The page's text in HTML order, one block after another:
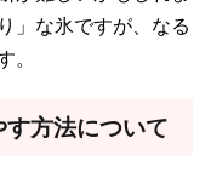
」な氷ですが、なる
。
方法について